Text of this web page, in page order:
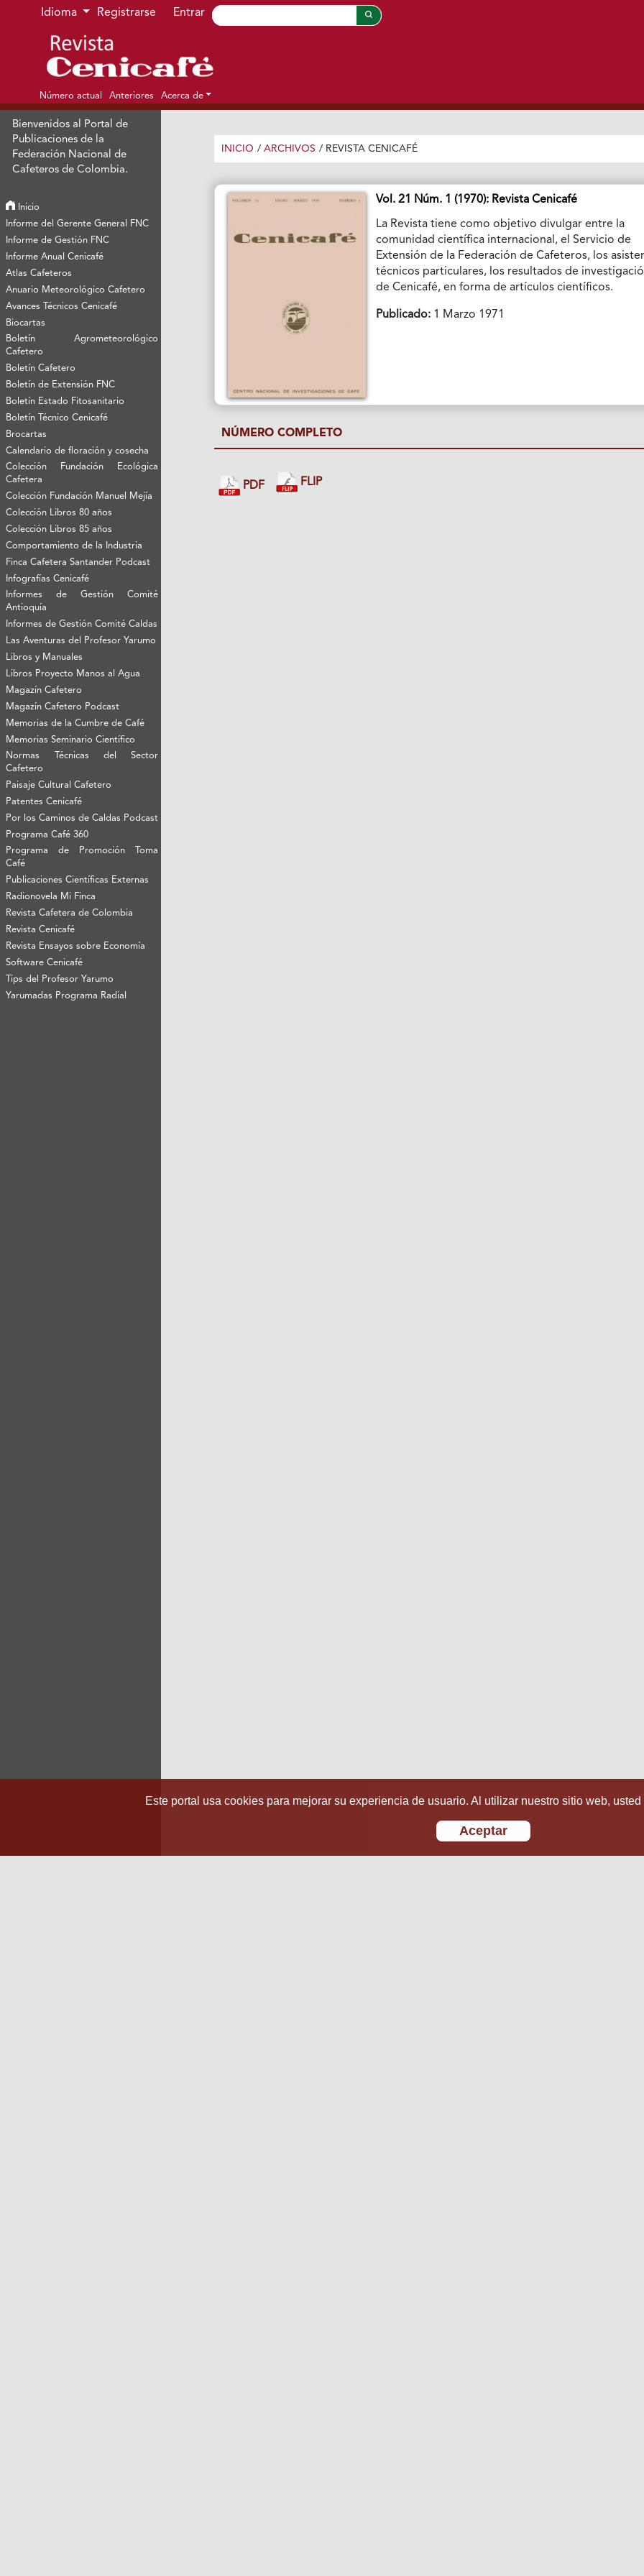
Ir al menú de navegación principal
Ir al contenido principal
Ir al pie de página del sitio
Idioma Registrarse Entrar
Número actual Anteriores Acerca de
Bienvenidos al Portal de
Publicaciones de la
Federación Nacional de
Cafeteros de Colombia.
Inicio
Informe del Gerente General FNC
Informe de Gestión FNC
Informe Anual Cenicafé
Atlas Cafeteros
Anuario Meteorológico Cafetero
Avances Técnicos Cenicafé
Biocartas
Boletín Agrometeorológico
Cafetero
Boletín Cafetero
Boletín de Extensión FNC
Boletín Estado Fitosanitario
Boletín Técnico Cenicafé
Brocartas
Calendario de floración y cosecha
Colección Fundación Ecológica
Cafetera
Colección Fundación Manuel Mejía
Colección Libros 80 años
Colección Libros 85 años
Comportamiento de la Industria
Finca Cafetera Santander Podcast
Infografías Cenicafé
Informes de Gestión Comité
Antioquía
Informes de Gestión Comité Caldas
Las Aventuras del Profesor Yarumo
Libros y Manuales
Libros Proyecto Manos al Agua
Magazín Cafetero
Magazín Cafetero Podcast
Memorias de la Cumbre de Café
Memorias Seminario Científico
Normas Técnicas del Sector
Cafetero
Paisaje Cultural Cafetero
Patentes Cenicafé
Por los Caminos de Caldas Podcast
Programa Café 360
Programa de Promoción Toma
Café
Publicaciones Científicas Externas
Radionovela Mi Finca
Revista Cafetera de Colombia
Revista Cenicafé
Revista Ensayos sobre Economía
Software Cenicafé
Tips del Profesor Yarumo
Yarumadas Programa Radial
INICIO / ARCHIVOS / REVISTA CENICAFÉ
Vol. 21 Núm. 1 (1970): Revista Cenicafé
La Revista tiene como objetivo divulgar entre la
comunidad científica internacional, el Servicio de
Extensión de la Federación de Cafeteros, los
técnicos particulares, los resultados de
de Cenicafé, en forma de artículos científicos.
Publicado: 1 Marzo 1971
NÚMERO COMPLETO
PDF FLIP
Este portal usa cookies para mejorar su experiencia de usuario. Al utilizar nuestro sitio web,
Aceptar